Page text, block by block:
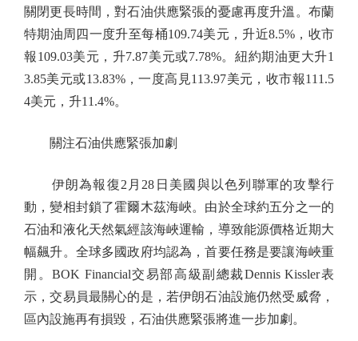
關閉更長時間，對石油供應緊張的憂慮再度升溫。布蘭
特期油周四一度升至每桶109.74美元，升近8.5%，收市
報109.03美元，升7.87美元或7.78%。紐約期油更大升1
3.85美元或13.83%，一度高見113.97美元，收市報111.5
4美元，升11.4%。
關注石油供應緊張加劇
伊朗為報復2月28日美國與以色列聯軍的攻擊行
動，變相封鎖了霍爾木茲海峽。由於全球約五分之一的
石油和液化天然氣經該海峽運輸，導致能源價格近期大
幅飆升。全球多國政府均認為，首要任務是要讓海峽重
開。BOK Financial交易部高級副總裁Dennis Kissler表
示，交易員最關心的是，若伊朗石油設施仍然受威脅，
區內設施再有損毀，石油供應緊張將進一步加劇。